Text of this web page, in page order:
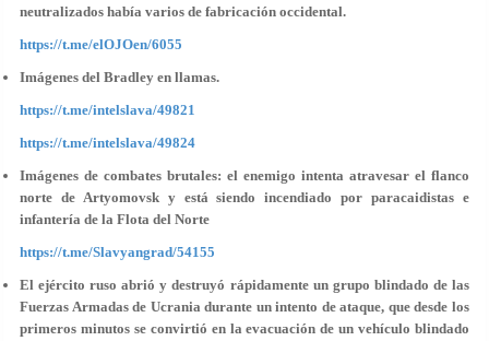
neutralizados había varios de fabricación occidental.
https://t.me/elOJOen/6055
Imágenes del Bradley en llamas.
https://t.me/intelslava/49821
https://t.me/intelslava/49824
Imágenes de combates brutales: el enemigo intenta atravesar el flanco
norte de Artyomovsk y está siendo incendiado por paracaidistas e
infantería de la Flota del Norte
https://t.me/Slavyangrad/54155
El ejército ruso abrió y destruyó rápidamente un grupo blindado de las
Fuerzas Armadas de Ucrania durante un intento de ataque, que desde los
primeros minutos se convirtió en la evacuación de un vehículo blindado